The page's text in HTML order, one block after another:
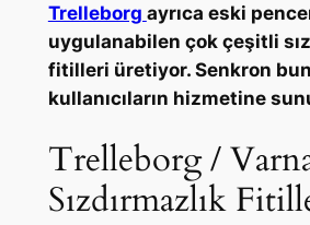
Trelleborg ayrıca eski
uygulanabilen çok çeşitli
fitilleri üretiyor. Senkron
kullanıcıların hizmetine
Trelleborg /
Sızdırmazlık